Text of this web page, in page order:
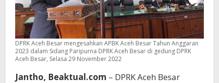
DPRK Aceh Besar mengesahkan APBK Aceh Besar Tahun Anggaran
2023 dalam Sidang Paripurna DPRK Aceh Besar di gedung DPRK
Aceh Besar, Selasa 29 November 2022
Jantho, Beaktual.com – DPRK Aceh Besar